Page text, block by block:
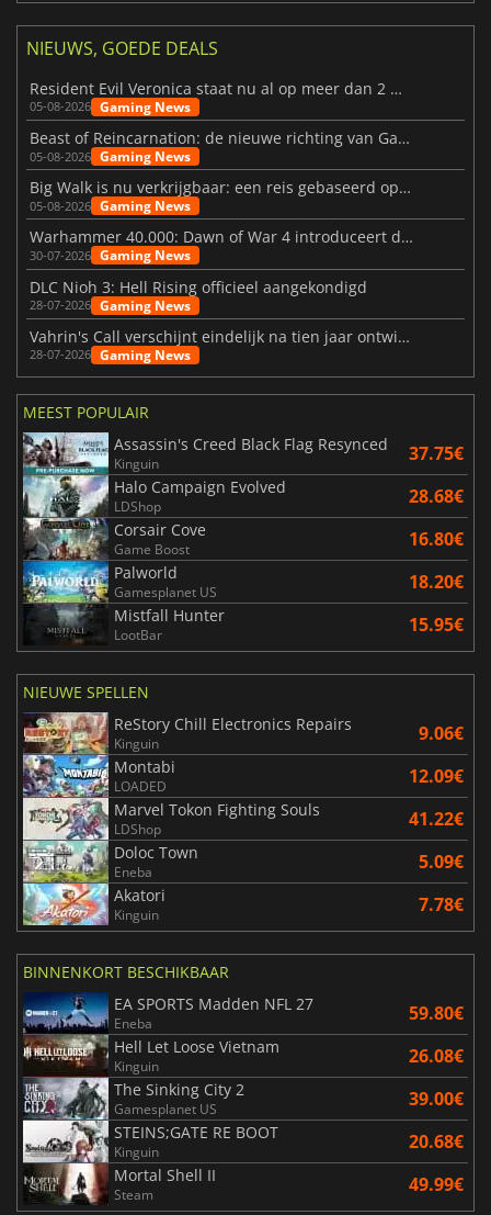
NIEUWS, GOEDE DEALS
Resident Evil Veronica staat nu al op meer dan 2 miljoen verlanglijstjes
05-08-2026 Gaming News
Beast of Reincarnation: de nieuwe richting van Game Freak
05-08-2026 Gaming News
Big Walk is nu verkrijgbaar: een reis gebaseerd op vriendschap
05-08-2026 Gaming News
Warhammer 40.000: Dawn of War 4 introduceert de Necron-factie
30-07-2026 Gaming News
DLC Nioh 3: Hell Rising officieel aangekondigd
28-07-2026 Gaming News
Vahrin's Call verschijnt eindelijk na tien jaar ontwikkeling
28-07-2026 Gaming News
MEEST POPULAIR
Assassin's Creed Black Flag Resynced
Kinguin 37.75€
Halo Campaign Evolved
LDShop 28.68€
Corsair Cove
Game Boost 16.80€
Palworld
Gamesplanet US 18.20€
Mistfall Hunter
LootBar 15.95€
NIEUWE SPELLEN
ReStory Chill Electronics Repairs
Kinguin 9.06€
Montabi
LOADED 12.09€
Marvel Tokon Fighting Souls
LDShop 41.22€
Doloc Town
Eneba 5.09€
Akatori
Kinguin 7.78€
BINNENKORT BESCHIKBAAR
EA SPORTS Madden NFL 27
Eneba 59.80€
Hell Let Loose Vietnam
Kinguin 26.08€
The Sinking City 2
Gamesplanet US 39.00€
STEINS;GATE RE BOOT
Kinguin 20.68€
Mortal Shell II
Steam 49.99€